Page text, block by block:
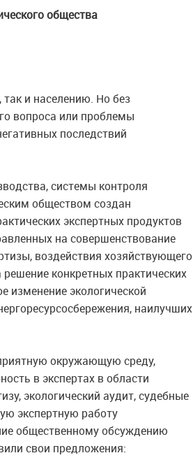
общества
и населению. Но без
вопроса или проблемы
последствий
системы контроля
обществом создан
экспертных продуктов
на совершенствование
воздействия хозяйствующего
конкретных практических
изменение экологической
наилучших
окружающую среду,
в экспертах в области
экологический аудит, судебные
экспертную работу
общественному обсуждению
свои предложения: